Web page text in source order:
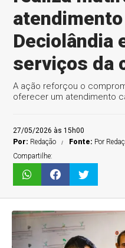
Deciolândia
serviços da
A ação reforçou o
oferecer um atendimento
27/05/2026 às 15h00
Por: Redação Fonte: Por
Compartilhe: